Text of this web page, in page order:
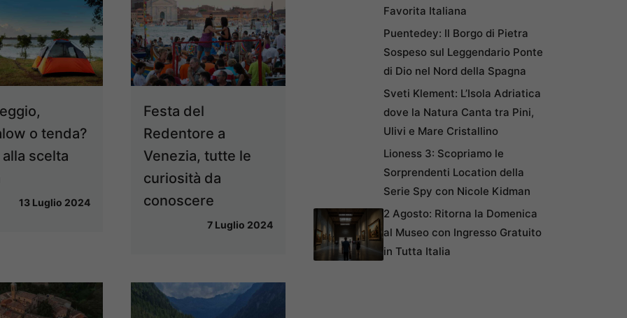
o tenda?
scelta
13 Luglio 2024
Festa del
Redentore a
Venezia, tutte le
curiosità da
conoscere
7 Luglio 2024
Favorita Italiana
Puentedey: Il Borgo di Pietra
Sospeso sul Leggendario Ponte
di Dio nel Nord della Spagna
Sveti Klement: L’Isola Adriatica
dove la Natura Canta tra Pini,
Ulivi e Mare Cristallino
Lioness 3: Scopriamo le
Sorprendenti Location della
Serie Spy con Nicole Kidman
2 Agosto: Ritorna la Domenica
al Museo con Ingresso Gratuito
in Tutta Italia